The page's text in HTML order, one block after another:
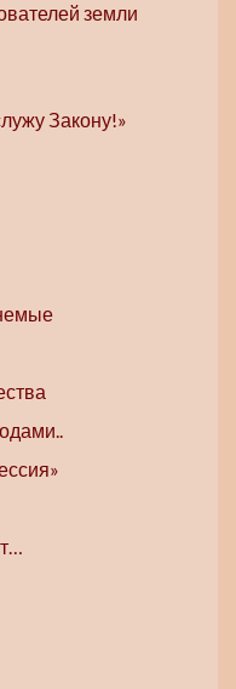
земли
Закону!»